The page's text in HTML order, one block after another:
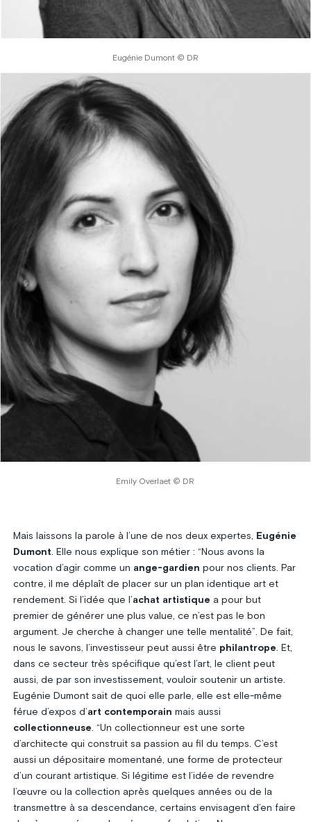
Eugénie Dumont © DR
Emily Overlaet © DR
Mais laissons la parole à l’une de nos deux expertes, Eugénie
Dumont. Elle nous explique son métier : “Nous avons la
vocation d’agir comme un ange-gardien pour nos clients. Par
contre, il me déplaît de placer sur un plan identique art et
rendement. Si l’idée que l’achat artistique a pour but
premier de générer une plus value, ce n’est pas le bon
argument. Je cherche à changer une telle mentalité”. De fait,
nous le savons, l’investisseur peut aussi être philantrope. Et,
dans ce secteur très spécifique qu’est l’art, le client peut
aussi, de par son investissement, vouloir soutenir un artiste.
Eugénie Dumont sait de quoi elle parle, elle est elle-même
férue d’expos d’art contemporain mais aussi
collectionneuse. “Un collectionneur est une sorte
d’architecte qui construit sa passion au fil du temps. C’est
aussi un dépositaire momentané, une forme de protecteur
d’un courant artistique. Si légitime est l’idée de revendre
l’œuvre ou la collection après quelques années ou de la
transmettre à sa descendance, certains envisagent d’en faire